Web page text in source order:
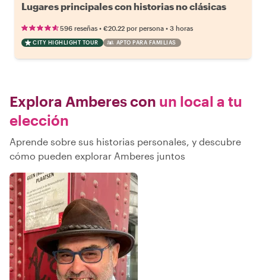
Lugares principales con historias no clásicas
596 reseñas • €20.22 por persona • 3 horas
CITY HIGHLIGHT TOUR APTO PARA FAMILIAS
Explora Amberes con un local a tu
elección
Aprende sobre sus historias personales, y descubre
cómo pueden explorar Amberes juntos